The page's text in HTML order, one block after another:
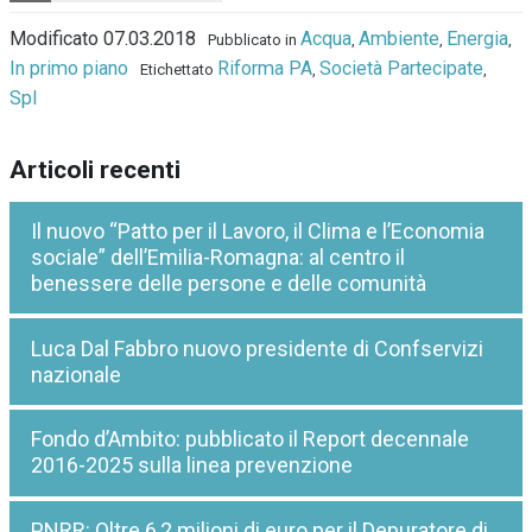
Modificato 07.03.2018 Pubblicato in Acqua Ambiente Energia
In primo piano Etichettato Riforma PA Società Partecipate
Spl
Articoli recenti
Il nuovo “Patto per il Lavoro, il Clima e l’Economia
sociale” dell’Emilia-Romagna: al centro il
benessere delle persone e delle comunità
Luca Dal Fabbro nuovo presidente di Confservizi
nazionale
Fondo d’Ambito: pubblicato il Report decennale
2016-2025 sulla linea prevenzione